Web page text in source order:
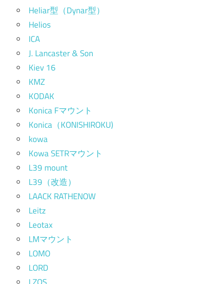
Heliar型（Dynar型）
Helios
ICA
J. Lancaster & Son
Kiev 16
KMZ
KODAK
Konica Fマウント
Konica（KONISHIROKU)
kowa
Kowa SETRマウント
L39 mount
L39（改造）
LAACK RATHENOW
Leitz
Leotax
LMマウント
LOMO
LORD